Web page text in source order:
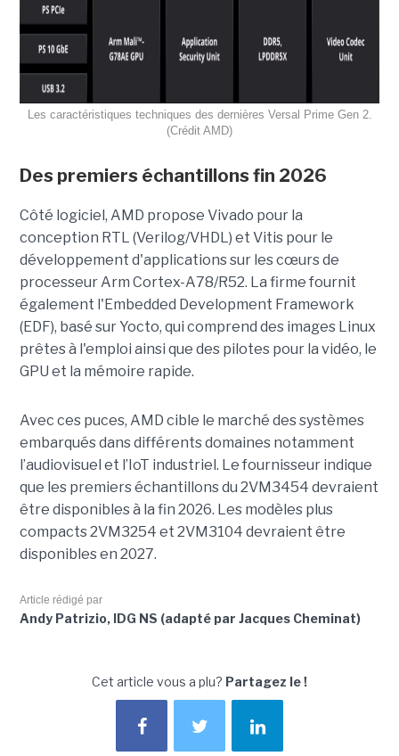
Les caractéristiques techniques des dernières Versal Prime Gen 2.
(Crédit AMD)
Des premiers échantillons fin 2026
Côté logiciel, AMD propose Vivado pour la
conception RTL (Verilog/VHDL) et Vitis pour le
développement d'applications sur les cœurs de
processeur Arm Cortex-A78/R52. La firme fournit
également l'Embedded Development Framework
(EDF), basé sur Yocto, qui comprend des images Linux
prêtes à l'emploi ainsi que des pilotes pour la vidéo, le
GPU et la mémoire rapide.
Avec ces puces, AMD cible le marché des systèmes
embarqués dans différents domaines notamment
l’audiovisuel et l’IoT industriel. Le fournisseur indique
que les premiers échantillons du 2VM3454 devraient
être disponibles à la fin 2026. Les modèles plus
compacts 2VM3254 et 2VM3104 devraient être
disponibles en 2027.
Article rédigé par
Andy Patrizio, IDG NS (adapté par Jacques Cheminat)
Cet article vous a plu? Partagez le !